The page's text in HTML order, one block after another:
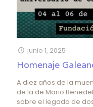
junio 1, 2025
Homenaje
A diez años de la
de la de Mario
sobre el legado de